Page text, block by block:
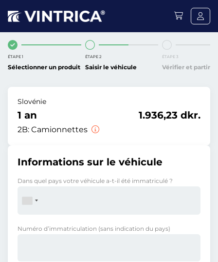
ÉTAPE 1
Sélectionner un produit
ÉTAPE 2
Saisir le véhicule
ÉTAPE 3
Vérifier et partir
Slovénie
1 an
2B: Camionnettes
1.936,23 dkr.
Informations sur le véhicule
Dans quel pays votre véhicule a-t-il été immatriculé ?
Numéro d’immatriculation (sans indication du pays)